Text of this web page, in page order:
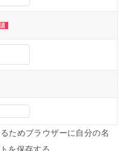
ためブラウザーに自分の名
を保存する。